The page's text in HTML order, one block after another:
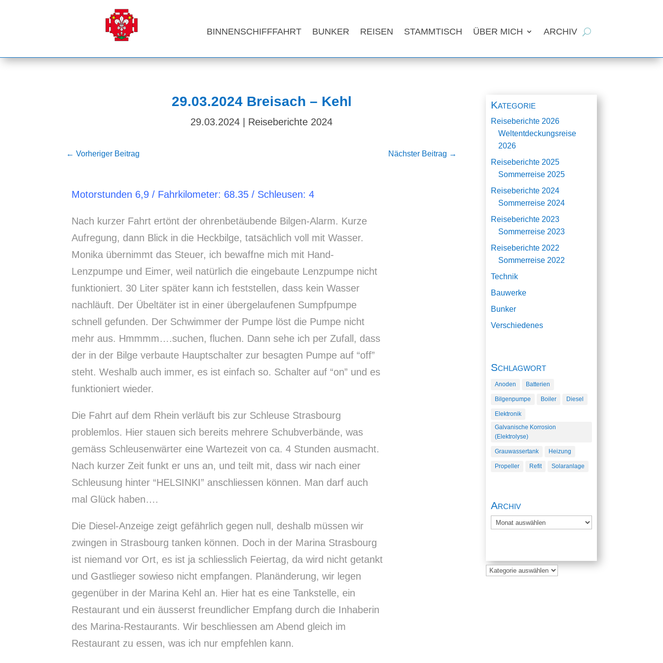
BINNENSCHIFFFAHRT BUNKER REISEN STAMMTISCH ÜBER MICH ARCHIV
29.03.2024 Breisach – Kehl
29.03.2024 Reiseberichte 2024
←Vorheriger Beitrag Nächster Beitrag →
Motorstunden 6,9 / Fahrkilometer: 68.35 / Schleusen: 4
Nach kurzer Fahrt ertönt der ohrenbetäubende Bilgen-Alarm. Kurze
Aufregung, dann Blick in die Heckbilge, tatsächlich voll mit Wasser.
Monika übernimmt das Steuer, ich bewaffne mich mit Hand-
Lenzpumpe und Eimer, weil natürlich die eingebaute Lenzpumpe nicht
funktioniert. 30 Liter später kann ich feststellen, dass kein Wasser
nachläuft. Der Übeltäter ist in einer übergelaufenen Sumpfpumpe
schnell gefunden. Der Schwimmer der Pumpe löst die Pumpe nicht
mehr aus. Hmmmm….suchen, fluchen. Dann sehe ich per Zufall, dass
der in der Bilge verbaute Hauptschalter zur besagten Pumpe auf “off”
steht. Weshalb auch immer, es ist einfach so. Schalter auf “on” und es
funktioniert wieder.
Die Fahrt auf dem Rhein verläuft bis zur Schleuse Strasbourg
problemlos. Hier stauen sich bereits mehrere Schubverbände, was
gemäss Schleusenwärter eine Wartezeit von ca. 4 Stunden ausmacht.
Nach kurzer Zeit funkt er uns an, und teilt mit, dass wir nach einer
Schleusung hinter “HELSINKI” anschliessen können. Man darf auch
mal Glück haben….
Die Diesel-Anzeige zeigt gefährlich gegen null, deshalb müssen wir
zwingen in Strasbourg tanken können. Doch in der Marina Strasbourg
ist niemand vor Ort, es ist ja schliesslich Feiertag, da wird nicht getankt
und Gastlieger sowieso nicht empfangen. Planänderung, wir legen
gegenüber in der Marina Kehl an. Hier hat es eine Tankstelle, ein
Restaurant und ein äusserst freundlicher Empfang durch die Inhaberin
des Marina-Restaurants. Wir beschliessen am Abend gleich im
Restaurant zu essen, was ich nur empfehlen kann.
Kategorie
Reiseberichte 2026
Weltentdeckungsreise
2026
Reiseberichte 2025
Sommerreise 2025
Reiseberichte 2024
Sommerreise 2024
Reiseberichte 2023
Sommerreise 2023
Reiseberichte 2022
Sommerreise 2022
Technik
Bauwerke
Bunker
Verschiedenes
Schlagwort
Anoden Batterien
Bilgenpumpe Boiler Diesel
Elektronik
Galvanische Korrosion
(Elektrolyse)
Grauwassertank Heizung
Propeller Refit Solaranlage
Archiv
Archiv